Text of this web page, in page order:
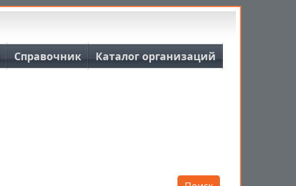
Справочник Каталог организаций